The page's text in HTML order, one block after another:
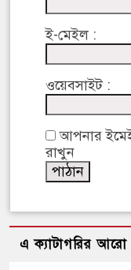
ই-মেইল :
ওয়েবসাইট :
আপনার
রাখুন
এ ক্যাটাগরির আরো